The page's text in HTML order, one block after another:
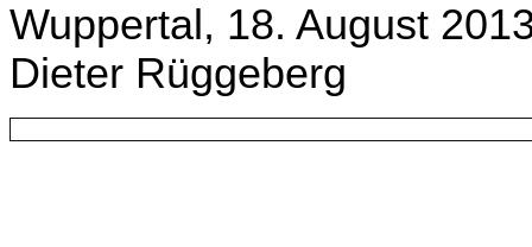
Wuppertal, 18. August
Dieter Rüggeberg